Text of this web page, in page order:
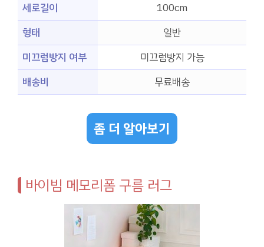
세로길이
100cm
형태
일반
미끄럼방지 여부
미끄럼방지 가능
배송비
무료배송
좀 더 알아보기
바이빔 메모리폼 구름 러그